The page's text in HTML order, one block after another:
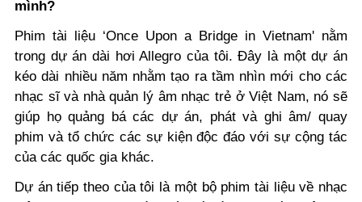
mình?
Phim tài liệu ‘Once Upon a Bridge in Vietnam' nằm
trong dự án dài hơi Allegro của tôi. Đây là một dự án
kéo dài nhiều năm nhằm tạo ra tầm nhìn mới cho các
nhạc sĩ và nhà quản lý âm nhạc trẻ ở Việt Nam, nó sẽ
giúp họ quảng bá các dự án, phát và ghi âm/ quay
phim và tổ chức các sự kiện độc đáo với sự cộng tác
của các quốc gia khác.
Dự án tiếp theo của tôi là một bộ phim tài liệu về nhạc